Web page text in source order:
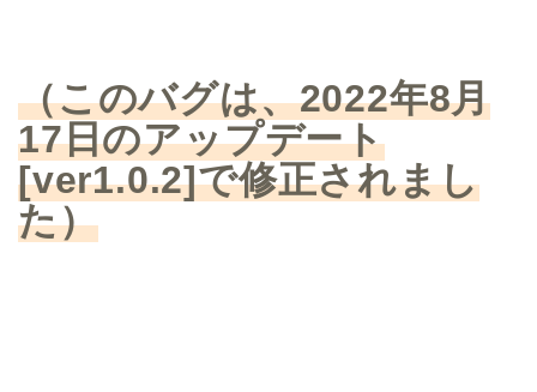
（このバグは、2022年8月
17日のアップデート
[ver1.0.2]で修正されまし
た）